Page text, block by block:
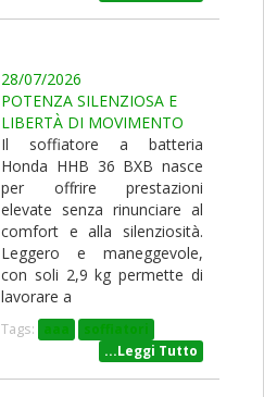
28/07/2026
POTENZA SILENZIOSA E
LIBERTÀ DI MOVIMENTO
Il soffiatore a batteria
Honda HHB 36 BXB nasce
per offrire prestazioni
elevate senza rinunciare al
comfort e alla silenziosità.
Leggero e maneggevole,
con soli 2,9 kg permette di
lavorare a
Tags: aaa
soffiatori
...Leggi Tutto